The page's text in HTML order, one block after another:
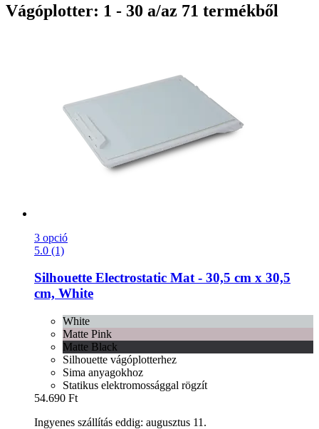
Vágóplotter: 1 - 30 a/az 71 termékből
3 opció
5.0 (1)
Silhouette Electrostatic Mat -​ 30,5 cm x 30,5
cm, White
White
Matte Pink
Matte Black
Silhouette vágóplotterhez
Sima anyagokhoz
Statikus elektromossággal rögzít
54.690 Ft
Ingyenes szállítás eddig: augusztus 11.